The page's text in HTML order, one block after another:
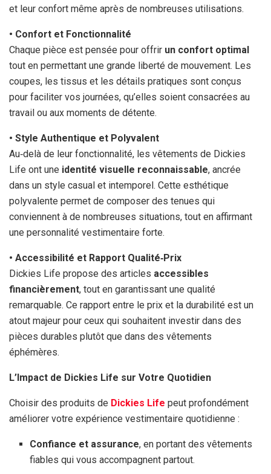
et leur confort même après de nombreuses utilisations.
• Confort et Fonctionnalité
Chaque pièce est pensée pour offrir un confort optimal
tout en permettant une grande liberté de mouvement. Les
coupes, les tissus et les détails pratiques sont conçus
pour faciliter vos journées, qu’elles soient consacrées au
travail ou aux moments de détente.
• Style Authentique et Polyvalent
Au‑delà de leur fonctionnalité, les vêtements de Dickies
Life ont une identité visuelle reconnaissable, ancrée
dans un style casual et intemporel. Cette esthétique
polyvalente permet de composer des tenues qui
conviennent à de nombreuses situations, tout en affirmant
une personnalité vestimentaire forte.
• Accessibilité et Rapport Qualité‑Prix
Dickies Life propose des articles accessibles
financièrement, tout en garantissant une qualité
remarquable. Ce rapport entre le prix et la durabilité est un
atout majeur pour ceux qui souhaitent investir dans des
pièces durables plutôt que dans des vêtements
éphémères.
L’Impact de Dickies Life sur Votre Quotidien
Choisir des produits de Dickies Life peut profondément
améliorer votre expérience vestimentaire quotidienne :
Confiance et assurance, en portant des vêtements
fiables qui vous accompagnent partout.